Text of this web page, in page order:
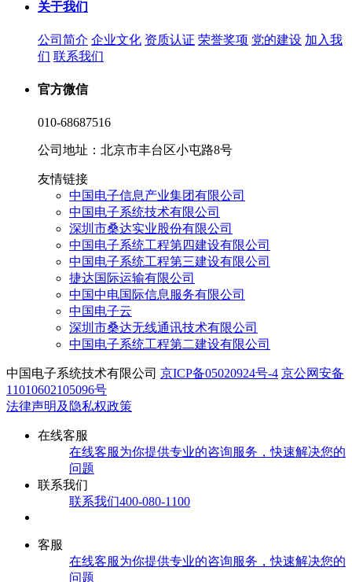
关于我们
公司简介 企业文化 资质认证 荣誉奖项 党的建设 加入我
们 联系我们
官方微信
010-68687516
公司地址：北京市丰台区小屯路8号
友情链接
中国电子信息产业集团有限公司
中国电子系统技术有限公司
深圳市桑达实业股份有限公司
中国电子系统工程第四建设有限公司
中国电子系统工程第三建设有限公司
捷达国际运输有限公司
中国中电国际信息服务有限公司
中国电子云
深圳市桑达无线通讯技术有限公司
中国电子系统工程第二建设有限公司
中国电子系统技术有限公司 京ICP备05020924号-4 京公网安备
11010602105096号
法律声明及隐私权政策
在线客服
在线客服为你提供专业的咨询服务，快速解决您的
问题
联系我们
联系我们400-080-1100
客服
在线客服为你提供专业的咨询服务，快速解决您的
问题